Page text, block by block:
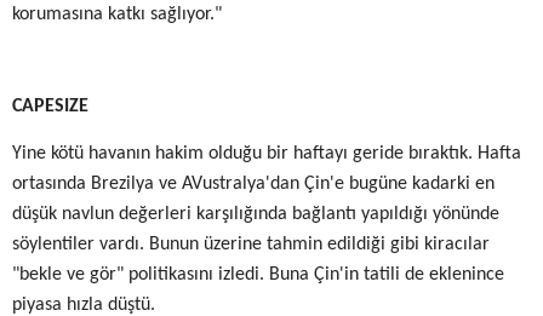
korumasına katkı sağlıyor."
CAPESIZE
Yine kötü havanın hakim olduğu bir haftayı geride bıraktık. Hafta
ortasında Brezilya ve AVustralya'dan Çin'e bugüne kadarki en
düşük navlun değerleri karşılığında bağlantı yapıldığı yönünde
söylentiler vardı. Bunun üzerine tahmin edildiği gibi kiracılar
"bekle ve gör" politikasını izledi. Buna Çin'in tatili de eklenince
piyasa hızla düştü.